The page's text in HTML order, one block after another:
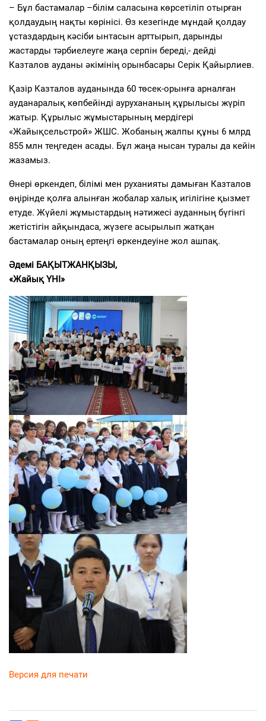
– Бұл бастамалар –білім саласына көрсетіліп отырған
қолдаудың нақты көрінісі. Өз кезегінде мұндай қолдау
ұстаздардың кәсіби ынтасын арттырып, дарынды
жастарды тәрбиелеуге жаңа серпін береді,- дейді
Казталов ауданы әкімінің орынбасары Серік Қайырлиев.
Қазір Казталов ауданында 60 төсек-орынға арналған
ауданаралық көпбейінді аурухананың құрылысы жүріп
жатыр. Құрылыс жұмыстарының мердігері
«Жайықсельстрой» ЖШС. Жобаның жалпы құны 6 млрд
855 млн теңгеден асады. Бұл жаңа нысан туралы да кейін
жазамыз.
Өнері өркендеп, білімі мен руханияты дамыған Казталов
өңірінде қолға алынған жобалар халық игілігіне қызмет
етуде. Жүйелі жұмыстардың нәтижесі ауданның бүгінгі
жетістігін айқындаса, жүзеге асырылып жатқан
бастамалар оның ертеңгі өркендеуіне жол ашпақ.
Әдемі БАҚЫТЖАНҚЫЗЫ,
«Жайық ҮНІ»
Версия для печати